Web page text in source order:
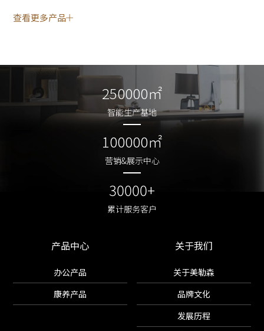
查看更多产品
250000㎡
智能生产基地
100000㎡
营销&展示中心
30000+
累计服务客户
250000㎡
智能生产基地
100000㎡
营销&展示中心
30000+
累计服务客户
产品中心
办公产品
康养产品
关于我们
关于美勒森
品牌文化
发展历程